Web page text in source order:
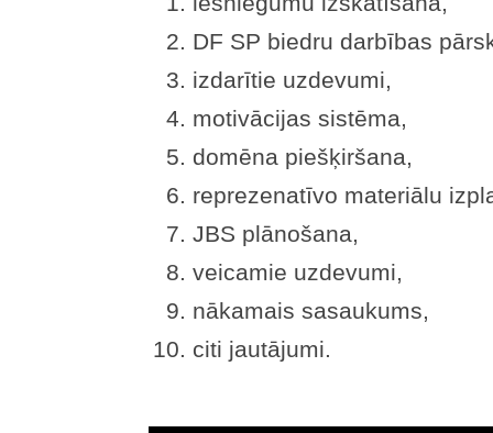
DF SP biedru darbības
izdarītie uzdevumi,
motivācijas sistēma,
domēna piešķiršana,
reprezenatīvo materiālu
JBS plānošana,
veicamie uzdevumi,
nākamais sasaukums,
citi jautājumi.